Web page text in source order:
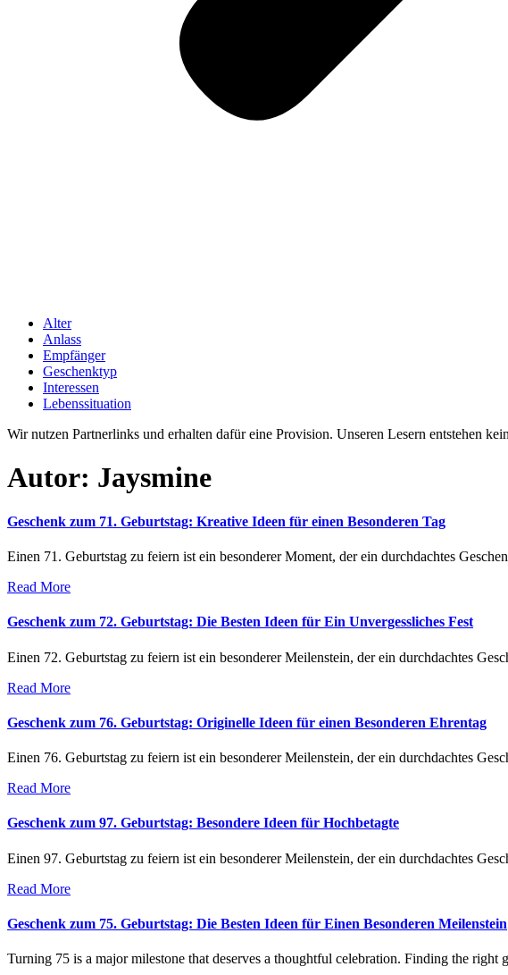
Alter
Anlass
Empfänger
Geschenktyp
Interessen
Lebenssituation
Wir nutzen Partnerlinks und erhalten dafür eine Provision. Unseren Lesern entstehen
Autor: Jaysmine
Geschenk zum 71. Geburtstag: Kreative Ideen für einen Besonderen Tag
Einen 71. Geburtstag zu feiern ist ein besonderer Moment, der ein durchdachtes
Read More
Geschenk zum 72. Geburtstag: Die Besten Ideen für Ein Unvergessliches Fest
Einen 72. Geburtstag zu feiern ist ein besonderer Meilenstein, der ein durchdachtes
Read More
Geschenk zum 76. Geburtstag: Originelle Ideen für einen Besonderen Ehrentag
Einen 76. Geburtstag zu feiern ist ein besonderer Meilenstein, der ein durchdachtes
Read More
Geschenk zum 97. Geburtstag: Besondere Ideen für Hochbetagte
Einen 97. Geburtstag zu feiern ist ein besonderer Meilenstein, der ein durchdachtes
Read More
Geschenk zum 75. Geburtstag: Die Besten Ideen für Einen Besonderen Meilenstein
Turning 75 is a major milestone that deserves a thoughtful celebration. Finding the right